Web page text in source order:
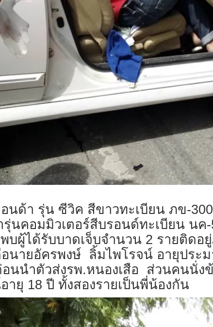
นด้า รุ่น ซีวิค สีขาวทะเบียน ภข-
นคอมมิวเตอร์สีบรอนด์ทะเบียน นค
บผู้ได้รับบาดเจ็บจำนวน 2 รายติดอ
อนายอัครพงษ์ ลิ้มไพโรจน์ อายุปร
นนำตัวส่งรพ.หนองเสือ ส่วนคนนั่ง
ยุ 18 ปี ทั้งสองรายเป็นพี่น้องกัน